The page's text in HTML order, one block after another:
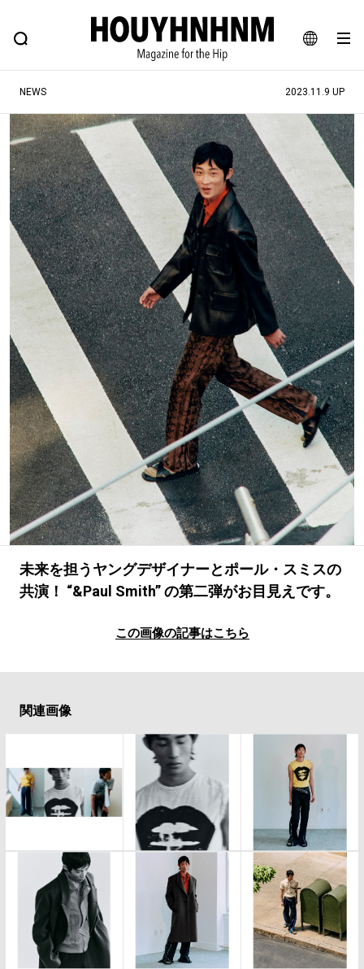
JA
EN
FEATURE BLOG SNAP
ヒップなファッション、カルチャー、ライフスタイルWEBマガジン
#注目のタグ
#SHOPPING ADDICT #憧れの逸品
#ESSENTIAL DESIGNS #古着サミット
#NEW VINTAGE #マイナーグッド図鑑
#路地裏てぃーん。 #MONTHLY JOURNAL
#GH 銘品の所以 #フイナムのYouTube
#Commune H #FOCUS IT #AH.H
#ととけん #FASHION #MUSIC #MOVIE
#LIFESTYLE #SNEAKER #OUTDOOR
#HANDSOME HANDBOOK
NEWS 2023.11.9 UP
未来を担うヤングデザイナーとポール・スミスの
共演！ “&Paul Smith” の第二弾がお目見えです。
この画像の記事はこちら
関連画像